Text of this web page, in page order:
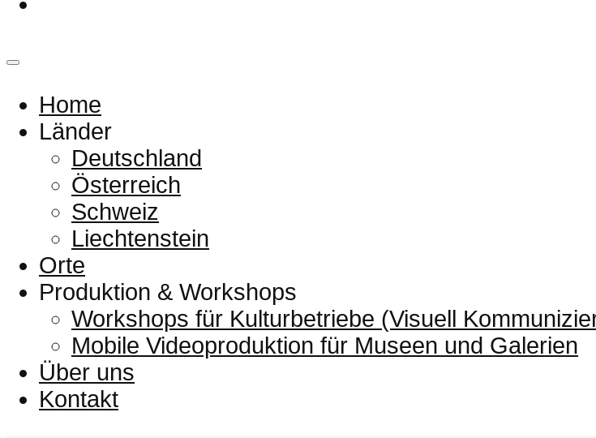
Home
Länder
Deutschland
Österreich
Schweiz
Liechtenstein
Orte
Produktion & Workshops
Workshops für Kulturbetriebe (Visuell
Mobile Videoproduktion für Museen und Galerien
Über uns
Kontakt